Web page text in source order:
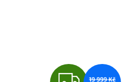
19 999 Kč